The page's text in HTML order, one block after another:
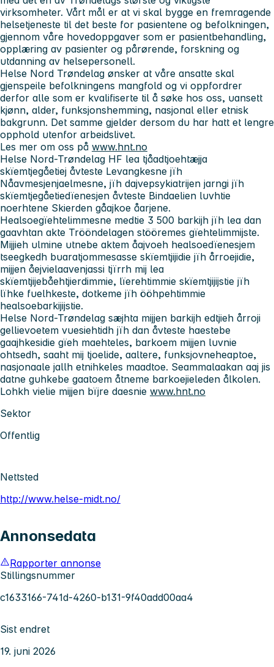
virksomheter. Vårt mål er at vi skal bygge en fremragende
helsetjeneste til det beste for pasientene og befolkningen,
gjennom våre hovedoppgaver som er pasientbehandling,
opplæring av pasienter og pårørende, forskning og
utdanning av helsepersonell.
Helse Nord Trøndelag ønsker at våre ansatte skal
gjenspeile befolkningens mangfold og vi oppfordrer
derfor alle som er kvalifiserte til å søke hos oss, uansett
kjønn, alder, funksjonshemming, nasjonal eller etnisk
bakgrunn. Det samme gjelder dersom du har hatt et lengre
opphold utenfor arbeidslivet.
Les mer om oss på www.hnt.no
Helse Nord-Trøndelag HF lea tjåadtjoehtæjja
skïemtjegåetiej åvteste Levangkesne jïh
Nåavmesjenjaelmesne, jïh dajvepsykiatrijen jarngi jïh
skïemtjegåetiedïenesjen åvteste Bindaelien luvhtie
noerhtene Skierden gåajkoe åarjene.
Healsoegïehtelimmesne medtie 3 500 barkijh jïh lea dan
gaavhtan akte Trööndelagen stööremes gïehtelimmijste.
Mijjieh ulmine utnebe aktem åajvoeh healsoedïenesjem
tseegkedh buaratjommesasse skïemtjijidie jïh årroejidie,
mijjen åejvielaavenjassi tjïrrh mij lea
skïemtjijebåehtjierdimmie, lïerehtimmie skïemtjijijstie jïh
lïhke fuelhkeste, dotkeme jïh ööhpehtimmie
healsoebarkijijstie.
Helse Nord-Trøndelag sæjhta mijjen barkijh edtjieh årroji
gellievoetem vuesiehtidh jïh dan åvteste haestebe
gaajhkesidie gïeh maehteles, barkoem mijjen luvnie
ohtsedh, saaht mij tjoelide, aaltere, funksjovneheaptoe,
nasjonaale jallh etnihkeles maadtoe. Seammalaakan aaj jis
datne guhkebe gaatoem åtneme barkoejieleden ålkolen.
Lohkh vielie mijjen bïjre daesnie www.hnt.no
Sektor
Offentlig
Nettsted
http://www.helse-midt.no/
Annonsedata
Rapporter annonse
Stillingsnummer
c1633166-741d-4260-b131-9f40add00aa4
Sist endret
19. juni 2026